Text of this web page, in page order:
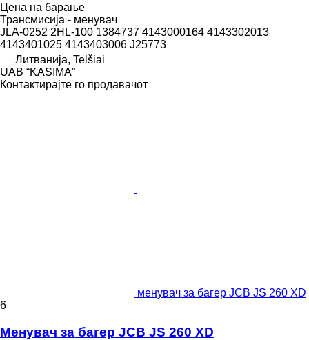
Цена на барање
Трансмисија - менувач
JLA-0252 2HL-100 1384737 4143000164 4143302013
4143401025 4143403006 J25773
Литванија, Telšiai
UAB “KASIMA”
Контактирајте го продавачот
менувач за багер JCB JS 260 XD
6
Менувач за багер JCB JS 260 XD